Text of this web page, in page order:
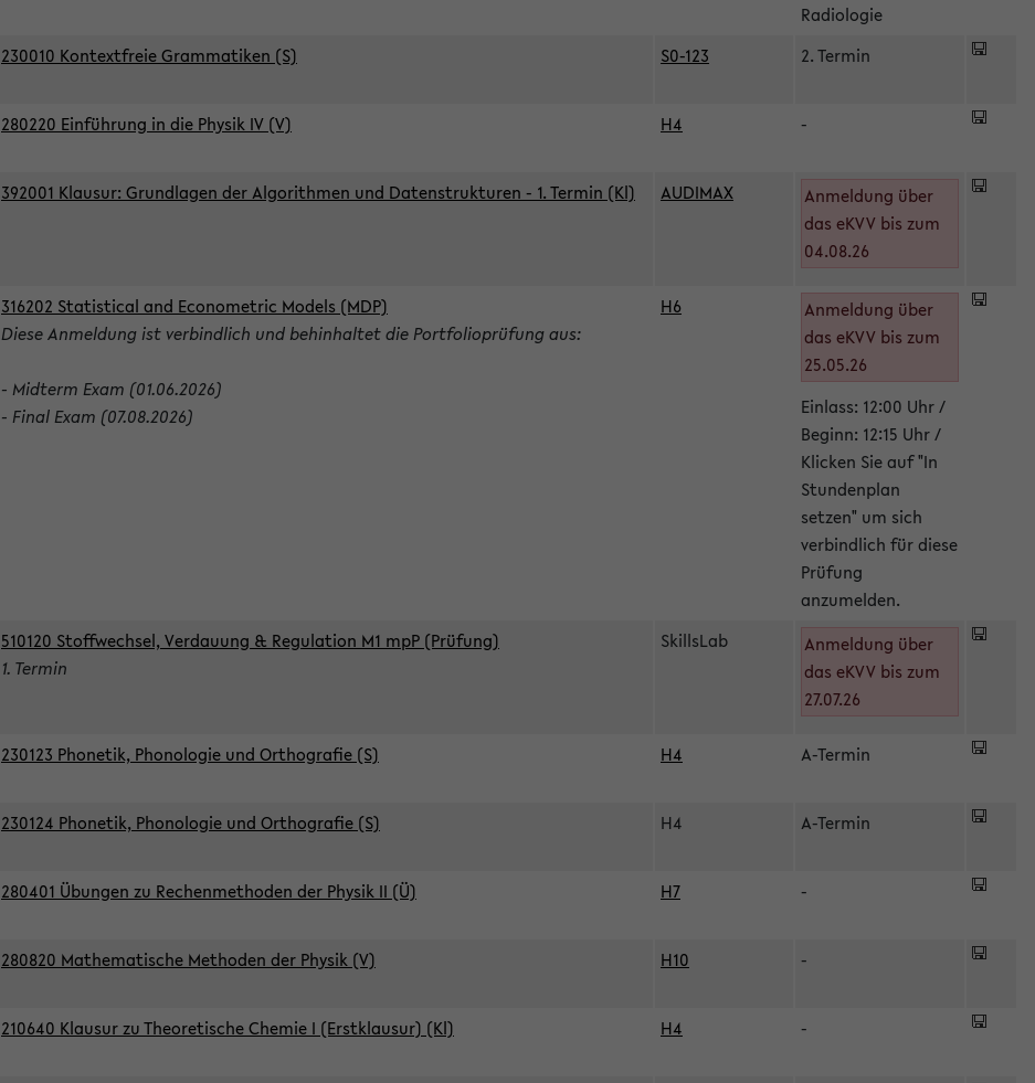
Radiologie
230010 Kontextfreie Grammatiken (S) S0-123 2. Termin
280220 Einführung in die Physik IV (V) H4 -
392001 Klausur: Grundlagen der Algorithmen und Datenstrukturen - 1. Termin (Kl) AUDIMAX
Anmeldung über
das eKVV bis zum
04.08.26
316202 Statistical and Econometric Models (MDP)
Diese Anmeldung ist verbindlich und behinhaltet die Portfolioprüfung aus:
- Midterm Exam (01.06.2026)
- Final Exam (07.08.2026)
H6
Anmeldung über
das eKVV bis zum
25.05.26
Einlass: 12:00 Uhr /
Beginn: 12:15 Uhr /
Klicken Sie auf "In
Stundenplan
setzen" um sich
verbindlich für diese
Prüfung
anzumelden.
510120 Stoffwechsel, Verdauung & Regulation M1 mpP (Prüfung)
1. Termin
SkillsLab
Anmeldung über
das eKVV bis zum
27.07.26
230123 Phonetik, Phonologie und Orthografie (S) H4 A-Termin
230124 Phonetik, Phonologie und Orthografie (S) H4 A-Termin
280401 Übungen zu Rechenmethoden der Physik II (Ü) H7 -
280820 Mathematische Methoden der Physik (V) H10 -
210640 Klausur zu Theoretische Chemie I (Erstklausur) (Kl) H4 -